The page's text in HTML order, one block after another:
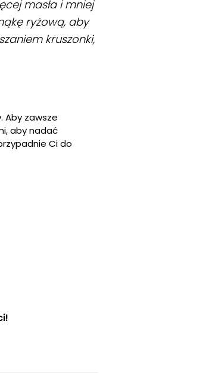
masła i mniej
ryżową, aby
kruszonki,
Aby zawsze
aby nadać
Ci do